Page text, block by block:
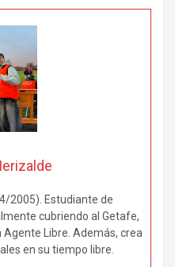
2005). Estudiante de
cubriendo al Getafe,
Agente Libre. Además, crea
en su tiempo libre.